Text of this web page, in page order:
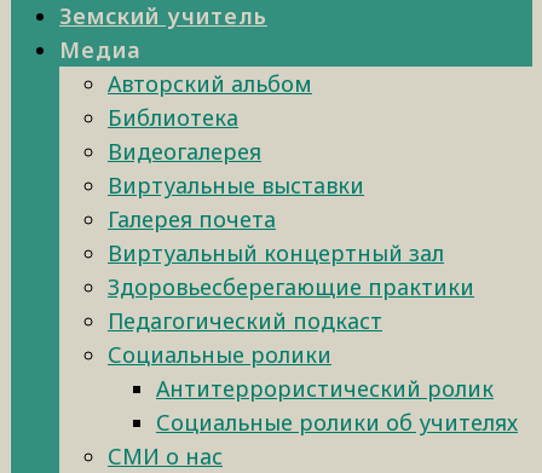
Земский учитель
Медиа
Авторский альбом
Библиотека
Видеогалерея
Виртуальные выставки
Галерея почета
Виртуальный концертный зал
Здоровьесберегающие практики
Педагогический подкаст
Социальные ролики
Антитеррористический ролик
Социальные ролики об учителях
СМИ о нас